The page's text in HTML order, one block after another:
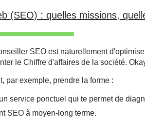
(SEO) : quelles missions,
SEO est naturellement
le Chiffre d'affaires de la société.
par exemple, prendre la forme :
service ponctuel qui te permet de
SEO à moyen-long terme.